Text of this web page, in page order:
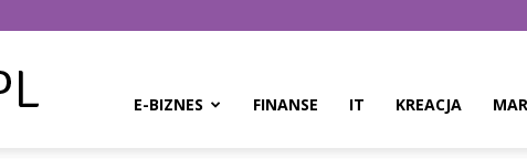
E-BIZNES FINANSE IT KREACJA